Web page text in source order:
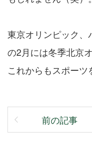
東京オリンピック
の2月には冬季北京
これからもスポーツ
前の記事